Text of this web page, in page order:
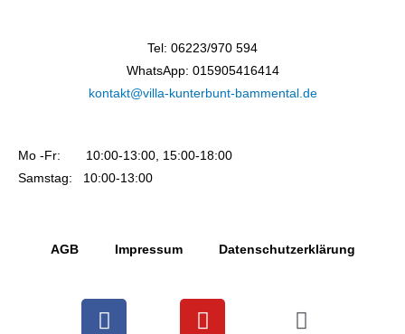
Tel: 06223/970 594
WhatsApp: 015905416414
kontakt@villa-kunterbunt-bammental.de
Mo -Fr: 10:00-13:00, 15:00-18:00
Samstag: 10:00-13:00
AGB Impressum Datenschutzerklärung
F
a
Y
o
n